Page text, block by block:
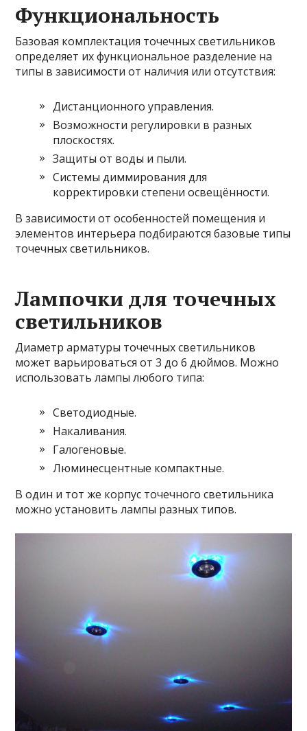
Функциональность
Базовая комплектация точечных светильников
определяет их функциональное разделение на
типы в зависимости от наличия или отсутствия:
Дистанционного управления.
Возможности регулировки в разных
плоскостях.
Защиты от воды и пыли.
Системы диммирования для
корректировки степени освещённости.
В зависимости от особенностей помещения и
элементов интерьера подбираются базовые типы
точечных светильников.
Лампочки для точечных
светильников
Диаметр арматуры точечных светильников
может варьироваться от 3 до 6 дюймов. Можно
использовать лампы любого типа:
Светодиодные.
Накаливания.
Галогеновые.
Люминесцентные компактные.
В один и тот же корпус точечного светильника
можно установить лампы разных типов.